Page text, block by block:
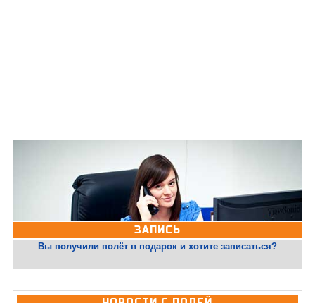
ЗАПИСЬ
Вы получили полёт в подарок и хотите записаться?